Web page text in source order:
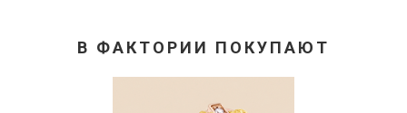
В ФАКТОРИИ ПОКУПАЮТ